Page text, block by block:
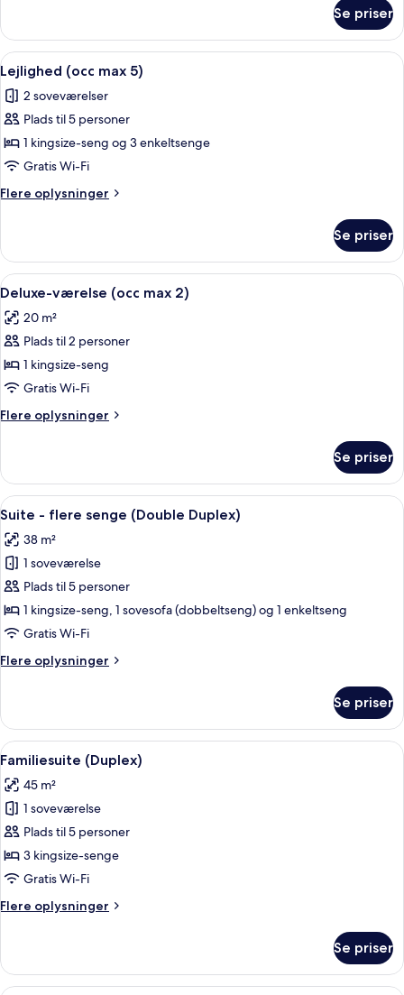
(Privilège)
med
dobbeltseng
eller
enkeltsenge
(Privilège)
Se priser
Indlæs
alle
billeder
af
Lejlighed
(occ
max
5)
Et hotelværelse med seng,
5
Lejlighed (occ max 5)
2 soveværelser
Plads til 5 personer
1 kingsize-seng og 3 enkeltsenge
Gratis Wi-Fi
Flere oplysninger
Flere
(occ
max
5)
Se priser
Indlæs
alle
billeder
af
Deluxe-
værelse
(occ
max
Et soveværelse med en stor seng,
10
Deluxe-værelse (occ max 2)
20 m²
Plads til 2 personer
1 kingsize-seng
Gratis Wi-Fi
Flere oplysninger
Flere
værelse
(occ
max
Se priser
Indlæs
alle
billeder
af
Suite
-
flere
(Double
Et soveværelse med en seng, en
4
Suite - flere senge (Double Duplex)
38 m²
1 soveværelse
Plads til 5 personer
1 kingsize-seng, 1 sovesofa (dobbeltseng) og 1 enkeltseng
Gratis Wi-Fi
Flere oplysninger
Flere
-
flere
senge
Duplex)
Se priser
Indlæs
alle
billeder
af
Familiesuite
(Duplex)
Et hotelværelse med seng, sofa,
4
Familiesuite (Duplex)
45 m²
1 soveværelse
Plads til 5 personer
3 kingsize-senge
Gratis Wi-Fi
Flere oplysninger
Flere
(Duplex)
Se priser